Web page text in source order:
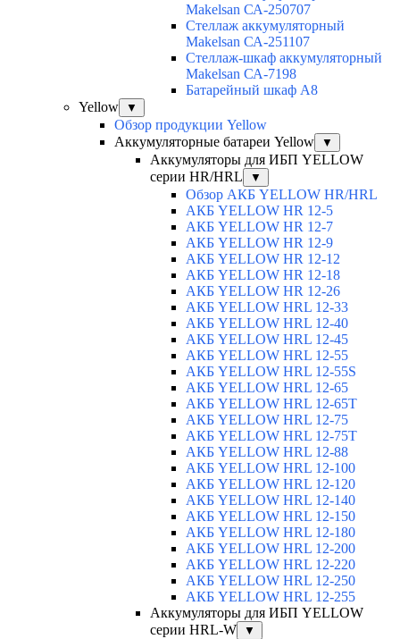
Makelsan СА-250707
Cтеллаж аккумуляторный
Makelsan СА-251107
Стеллаж-шкаф аккумуляторный
Makelsan СА-7198
Батарейный шкаф А8
Yellow
▼
Обзор продукции Yellow
Аккумуляторные батареи Yellow
▼
Аккумуляторы для ИБП YELLOW
серии HR/HRL
▼
Обзор АКБ YELLOW HR/HRL
АКБ YELLOW HR 12-5
АКБ YELLOW HR 12-7
АКБ YELLOW HR 12-9
АКБ YELLOW HR 12-12
АКБ YELLOW HR 12-18
АКБ YELLOW HR 12-26
АКБ YELLOW HRL 12-33
АКБ YELLOW HRL 12-40
АКБ YELLOW HRL 12-45
АКБ YELLOW HRL 12-55
АКБ YELLOW HRL 12-55S
АКБ YELLOW HRL 12-65
АКБ YELLOW HRL 12-65T
АКБ YELLOW HRL 12-75
АКБ YELLOW HRL 12-75Т
АКБ YELLOW HRL 12-88
АКБ YELLOW HRL 12-100
АКБ YELLOW HRL 12-120
АКБ YELLOW HRL 12-140
АКБ YELLOW HRL 12-150
АКБ YELLOW HRL 12-180
АКБ YELLOW HRL 12-200
АКБ YELLOW HRL 12-220
АКБ YELLOW HRL 12-250
АКБ YELLOW HRL 12-255
Аккумуляторы для ИБП YELLOW
серии HRL-W
▼